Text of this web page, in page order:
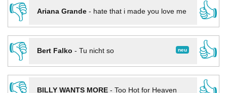
👎
Ariana Grande- hate that i made you love me
👍
👎
neu
Bert Falko - Tu nicht so
👍
BILLY WANTS MORE- Too Hot for Heaven